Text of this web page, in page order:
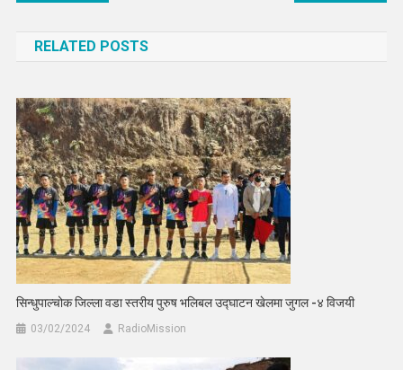
RELATED POSTS
सिन्धुपाल्चोक जिल्ला वडा स्तरीय पुरुष भलिबल उद्घाटन खेलमा जुगल -४ विजयी
03/02/2024 RadioMission